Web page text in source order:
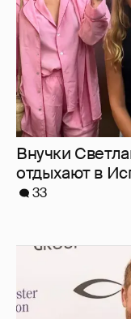
Меган Маркл и
в Канаде